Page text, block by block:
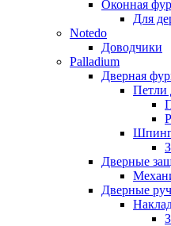
Оконная
Для
Notedo
Доводчики
Palladium
Дверная
Петли
Дверные
Дверные